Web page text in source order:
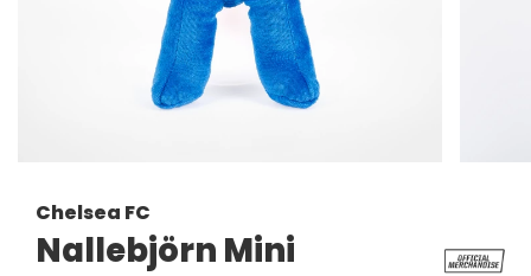
Chelsea FC
Nallebjörn Mini